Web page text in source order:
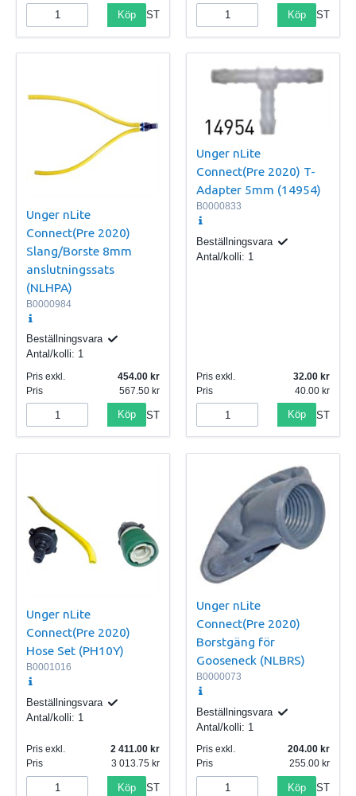
Köp ST Köp ST
Unger nLite
Connect(Pre 2020)
Slang/Borste 8mm
anslutningssats
(NLHPA)
B0000984
Beställningsvara
Antal/kolli: 1
Pris exkl.
454.00
Pris
567.50
Köp ST
Unger nLite
Connect(Pre 2020) T-
Adapter 5mm (14954)
B0000833
Beställningsvara
Antal/kolli: 1
Pris exkl.
32.00
Pris
40.00
Köp ST
Unger nLite
Connect(Pre 2020)
Hose Set (PH10Y)
B0001016
Beställningsvara
Antal/kolli: 1
Pris exkl.
2 411.00
Pris
3 013.75
Köp ST
Unger nLite
Connect(Pre 2020)
Borstgäng för
Gooseneck (NLBRS)
B0000073
Beställningsvara
Antal/kolli: 1
Pris exkl.
204.00
Pris
255.00
Köp ST